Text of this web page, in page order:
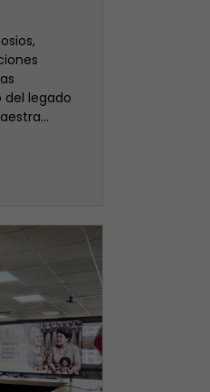
legado